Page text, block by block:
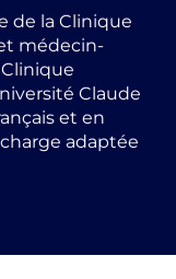
de la Clinique
médecin-
Claude
et en
adaptée